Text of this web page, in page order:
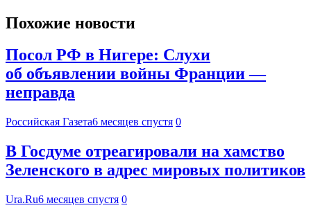
Похожие новости
Посол РФ в Нигере: Слухи
об объявлении войны Франции —
неправда
Российская Газета6 месяцев спустя 0
В Госдуме отреагировали на хамство
Зеленского в адрес мировых политиков
Ura.Ru6 месяцев спустя 0